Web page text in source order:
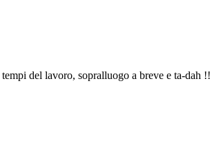
del lavoro, sopralluogo a breve e ta-dah !!